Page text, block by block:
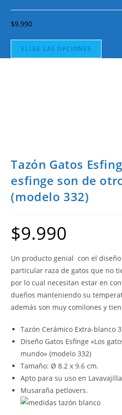
$9.990
ELIGE LAS OPCIONES
Tazón Gatos
esfinge son de
(modelo 332)
$9.990
Un producto genial con el
particular raza de gatos que no
por lo cual necesitan estar en
dueños manteniendo su
además son muy comilones y
Tazón Cerámico Extra-blanco
Diseño Gatos Esfinge «Los
mundo» (modelo 332)
Tamaño: Ø 8.2 x 9.6 cm.
Apto para su uso en
Musaraña petlovers.